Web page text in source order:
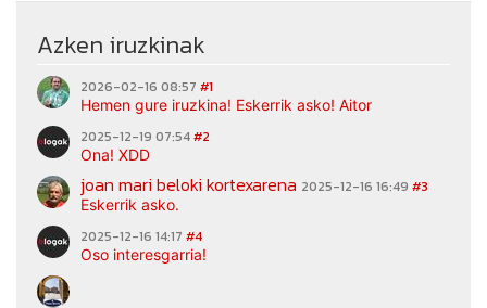
Azken iruzkinak
2026-02-16 08:57 #1
Hemen gure iruzkina! Eskerrik asko! Aitor
2025-12-19 07:54#2
Ona! XDD
joan mari beloki kortexarena 2025-12-16 16:49 #3
Eskerrik asko.
2025-12-16 14:17 #4
Oso interesgarria!